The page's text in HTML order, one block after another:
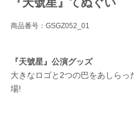
商品番号：GSGZ052_01
『天號星』公演グッズ
大きなロゴと2つの巴をあしらっ
場!